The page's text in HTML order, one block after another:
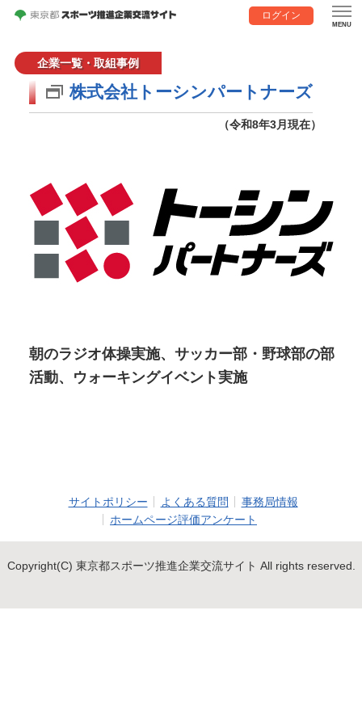
ログイン
企業一覧・取組事例
株式会社トーシンパートナーズ
（令和8年3月現在）
朝のラジオ体操実施、サッカー部・野球部の部
活動、ウォーキングイベント実施
サイトポリシー よくある質問
事務局情報
ホームページ評価アンケート
Copyright(C) 東京都スポーツ推進企業交流サイト All rights reserved.